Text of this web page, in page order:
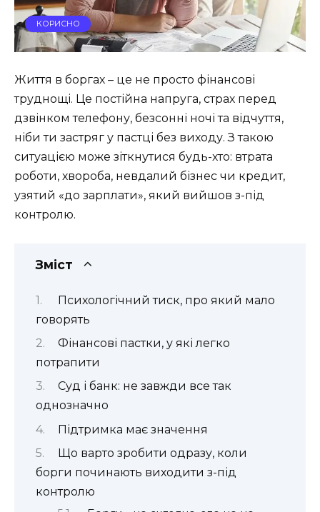
КОРИСНО
Життя в боргах – це не просто фінансові
труднощі. Це постійна напруга, страх перед
дзвінком телефону, безсонні ночі та відчуття,
ніби ти застряг у пастці без виходу. З такою
ситуацією може зіткнутися будь-хто: втрата
роботи, хвороба, невдалий бізнес чи кредит,
узятий «до зарплати», який вийшов з-під
контролю.
Зміст
Психологічний тиск, про який мало
говорять
Фінансові пастки, у які легко
потрапити
Суд і банк: не завжди все так
однозначно
Підтримка має значення
Що варто зробити одразу, коли
борги починають виходити з-під
контролю